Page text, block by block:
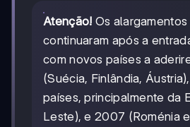
Atenção! Os alargamentos
continuaram após a
com novos países a
(Suécia, Finlândia,
países, principalmente da
Leste), e 2007 (Roménia